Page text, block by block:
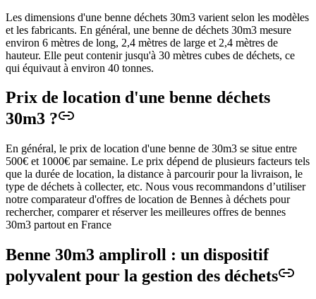
Les dimensions d'une benne déchets 30m3 varient selon les modèles
et les fabricants. En général, une benne de déchets 30m3 mesure
environ 6 mètres de long, 2,4 mètres de large et 2,4 mètres de
hauteur. Elle peut contenir jusqu'à 30 mètres cubes de déchets, ce
qui équivaut à environ 40 tonnes.
Prix de location d'une benne déchets
30m3 ?
En général, le prix de location d'une benne de 30m3 se situe entre
500€ et 1000€ par semaine. Le prix dépend de plusieurs facteurs tels
que la durée de location, la distance à parcourir pour la livraison, le
type de déchets à collecter, etc. Nous vous recommandons d’utiliser
notre comparateur d'offres de location de Bennes à déchets pour
rechercher, comparer et réserver les meilleures offres de bennes
30m3 partout en France
Benne 30m3 ampliroll : un dispositif
polyvalent pour la gestion des déchets